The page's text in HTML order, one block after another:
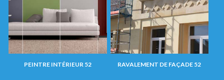
PEINTRE INTÉRIEUR 52 RAVALEMENT DE FAÇADE 52